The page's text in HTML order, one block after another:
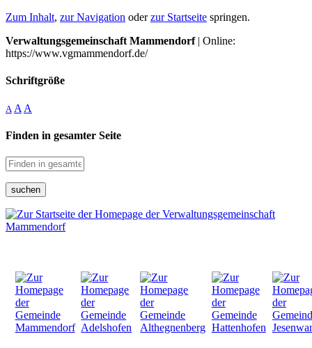
Zum Inhalt, zur Navigation oderzur Startseite springen.
Verwaltungsgemeinschaft Mammendorf| Online:
https://www.vgmammendorf.de/
Schriftgröße
A A A
Finden in gesamter Seite
suchen